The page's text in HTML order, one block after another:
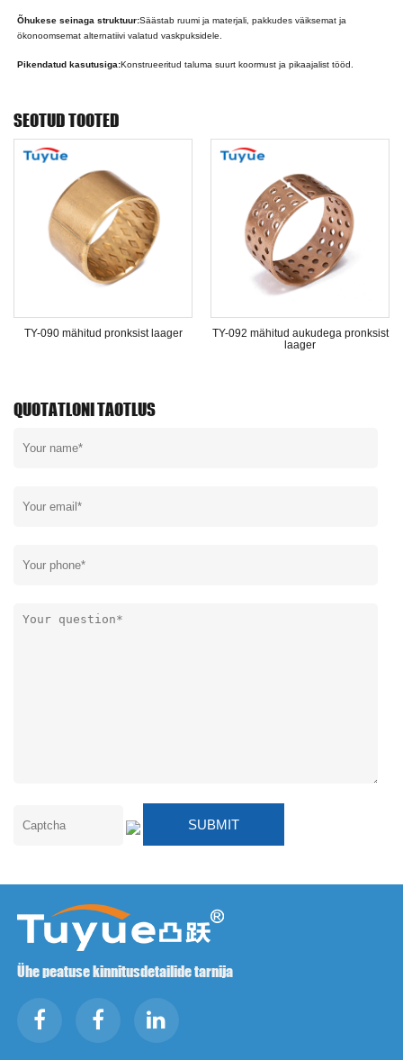
Õhukese seinaga struktuur:Säästab ruumi ja materjali, pakkudes väiksemat ja
ökonoomsemat alternatiivi valatud vaskpuksidele.
Pikendatud kasutusiga:Konstrueeritud taluma suurt koormust ja pikaajalist tööd.
SEOTUD TOOTED
TY-090 mähitud pronksist laager
TY-092 mähitud aukudega pronksist
laager
QUOTATLONI TAOTLUS
Ühe peatuse kinnitusdetailide tarnija